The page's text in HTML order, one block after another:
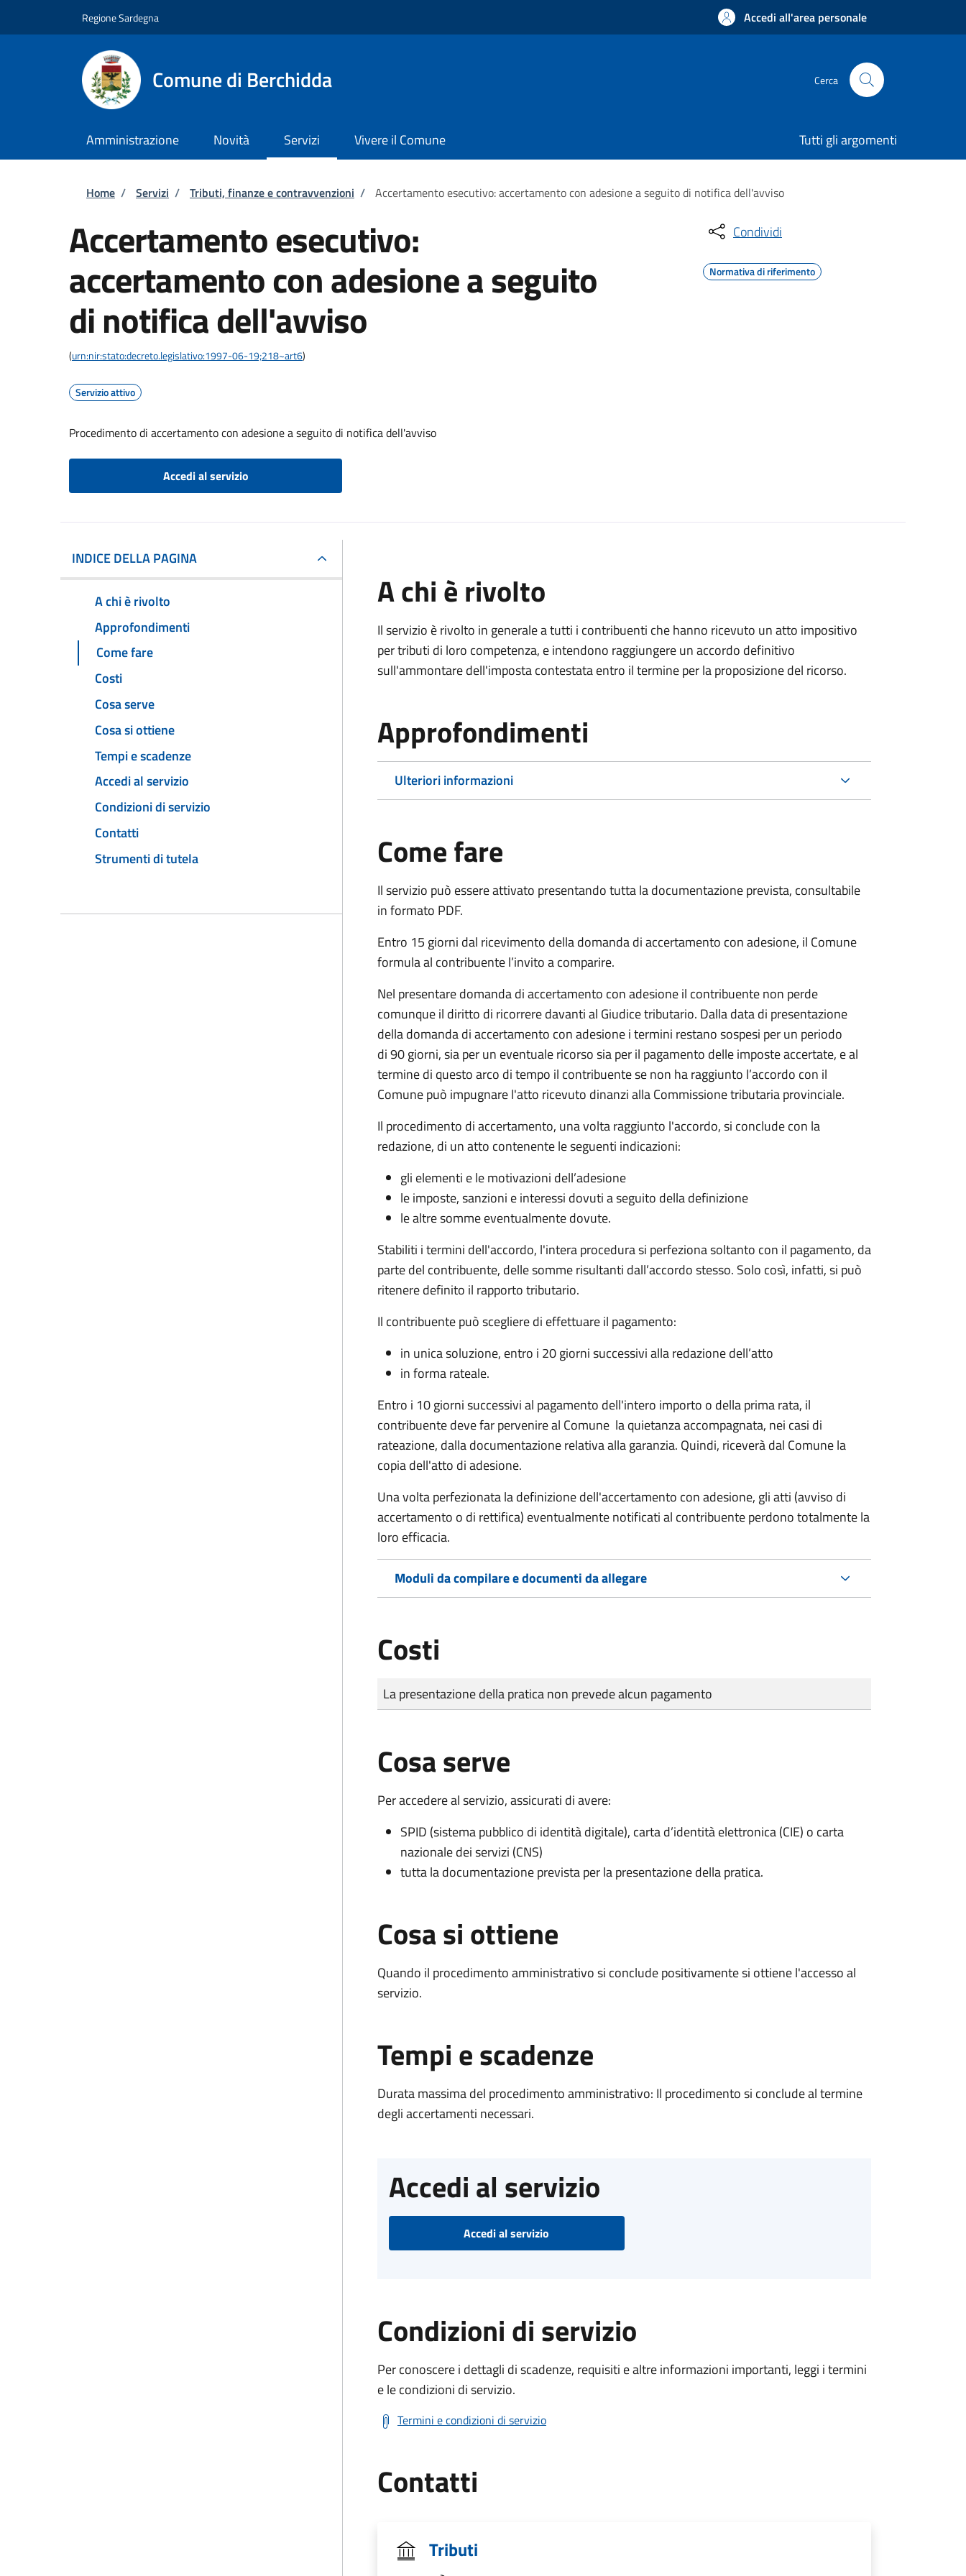
Regione Sardegna Accedi all'area personale
Comune di Berchidda Cerca
Amministrazione Novità Servizi Vivere il Comune Tutti gli argomenti
Briciole di pane
Home / Servizi / Tributi, finanze e contravvenzioni / Accertamento esecutivo: accertamento con adesione a seguito di notifica dell'avviso
Accertamento esecutivo:
accertamento con adesione a seguito
di notifica dell'avviso
(urn:nir:stato:decreto.legislativo:1997-06-19;218~art6)
Servizio attivo
Procedimento di accertamento con adesione a seguito di notifica dell'avviso
Accedi al servizio
Condividi
Normativa di riferimento
INDICE DELLA PAGINA
A chi è rivolto
Approfondimenti
Come fare
Costi
Cosa serve
Cosa si ottiene
Tempi e scadenze
Accedi al servizio
Condizioni di servizio
Contatti
Strumenti di tutela
A chi è rivolto
Il servizio è rivolto in generale a tutti i contribuenti che hanno ricevuto un atto impositivo
per tributi di loro competenza, e intendono raggiungere un accordo definitivo
sull'ammontare dell'imposta contestata entro il termine per la proposizione del ricorso.
Approfondimenti
Ulteriori informazioni
Come fare
Il servizio può essere attivato presentando tutta la documentazione prevista, consultabile
in formato PDF.
Entro 15 giorni dal ricevimento della domanda di accertamento con adesione, il Comune
formula al contribuente l’invito a comparire.
Nel presentare domanda di accertamento con adesione il contribuente non perde
comunque il diritto di ricorrere davanti al Giudice tributario. Dalla data di presentazione
della domanda di accertamento con adesione i termini restano sospesi per un periodo
di 90 giorni, sia per un eventuale ricorso sia per il pagamento delle imposte accertate, e al
termine di questo arco di tempo il contribuente se non ha raggiunto l’accordo con il
Comune può impugnare l'atto ricevuto dinanzi alla Commissione tributaria provinciale.
Il procedimento di accertamento, una volta raggiunto l'accordo, si conclude con la
redazione, di un atto contenente le seguenti indicazioni:
gli elementi e le motivazioni dell’adesione
le imposte, sanzioni e interessi dovuti a seguito della definizione
le altre somme eventualmente dovute.
Stabiliti i termini dell'accordo, l'intera procedura si perfeziona soltanto con il pagamento, da
parte del contribuente, delle somme risultanti dall’accordo stesso. Solo così, infatti, si può
ritenere definito il rapporto tributario.
Il contribuente può scegliere di effettuare il pagamento:
in unica soluzione, entro i 20 giorni successivi alla redazione dell’atto
in forma rateale.
Entro i 10 giorni successivi al pagamento dell'intero importo o della prima rata, il
contribuente deve far pervenire al Comune la quietanza accompagnata, nei casi di
rateazione, dalla documentazione relativa alla garanzia. Quindi, riceverà dal Comune la
copia dell'atto di adesione.
Una volta perfezionata la definizione dell'accertamento con adesione, gli atti (avviso di
accertamento o di rettifica) eventualmente notificati al contribuente perdono totalmente la
loro efficacia.
Moduli da compilare e documenti da allegare
Costi
Tipo di pagamento
Importo
La presentazione della pratica non prevede alcun pagamento
Cosa serve
Per accedere al servizio, assicurati di avere:
SPID (sistema pubblico di identità digitale), carta d’identità elettronica (CIE) o carta
nazionale dei servizi (CNS)
tutta la documentazione prevista per la presentazione della pratica.
Cosa si ottiene
Quando il procedimento amministrativo si conclude positivamente si ottiene l'accesso al
servizio.
Tempi e scadenze
Durata massima del procedimento amministrativo: Il procedimento si conclude al termine
degli accertamenti necessari.
Accedi al servizio
Accedi al servizio
Condizioni di servizio
Per conoscere i dettagli di scadenze, requisiti e altre informazioni importanti, leggi i termini
e le condizioni di servizio.
Termini e condizioni di servizio
Contatti
Tributi